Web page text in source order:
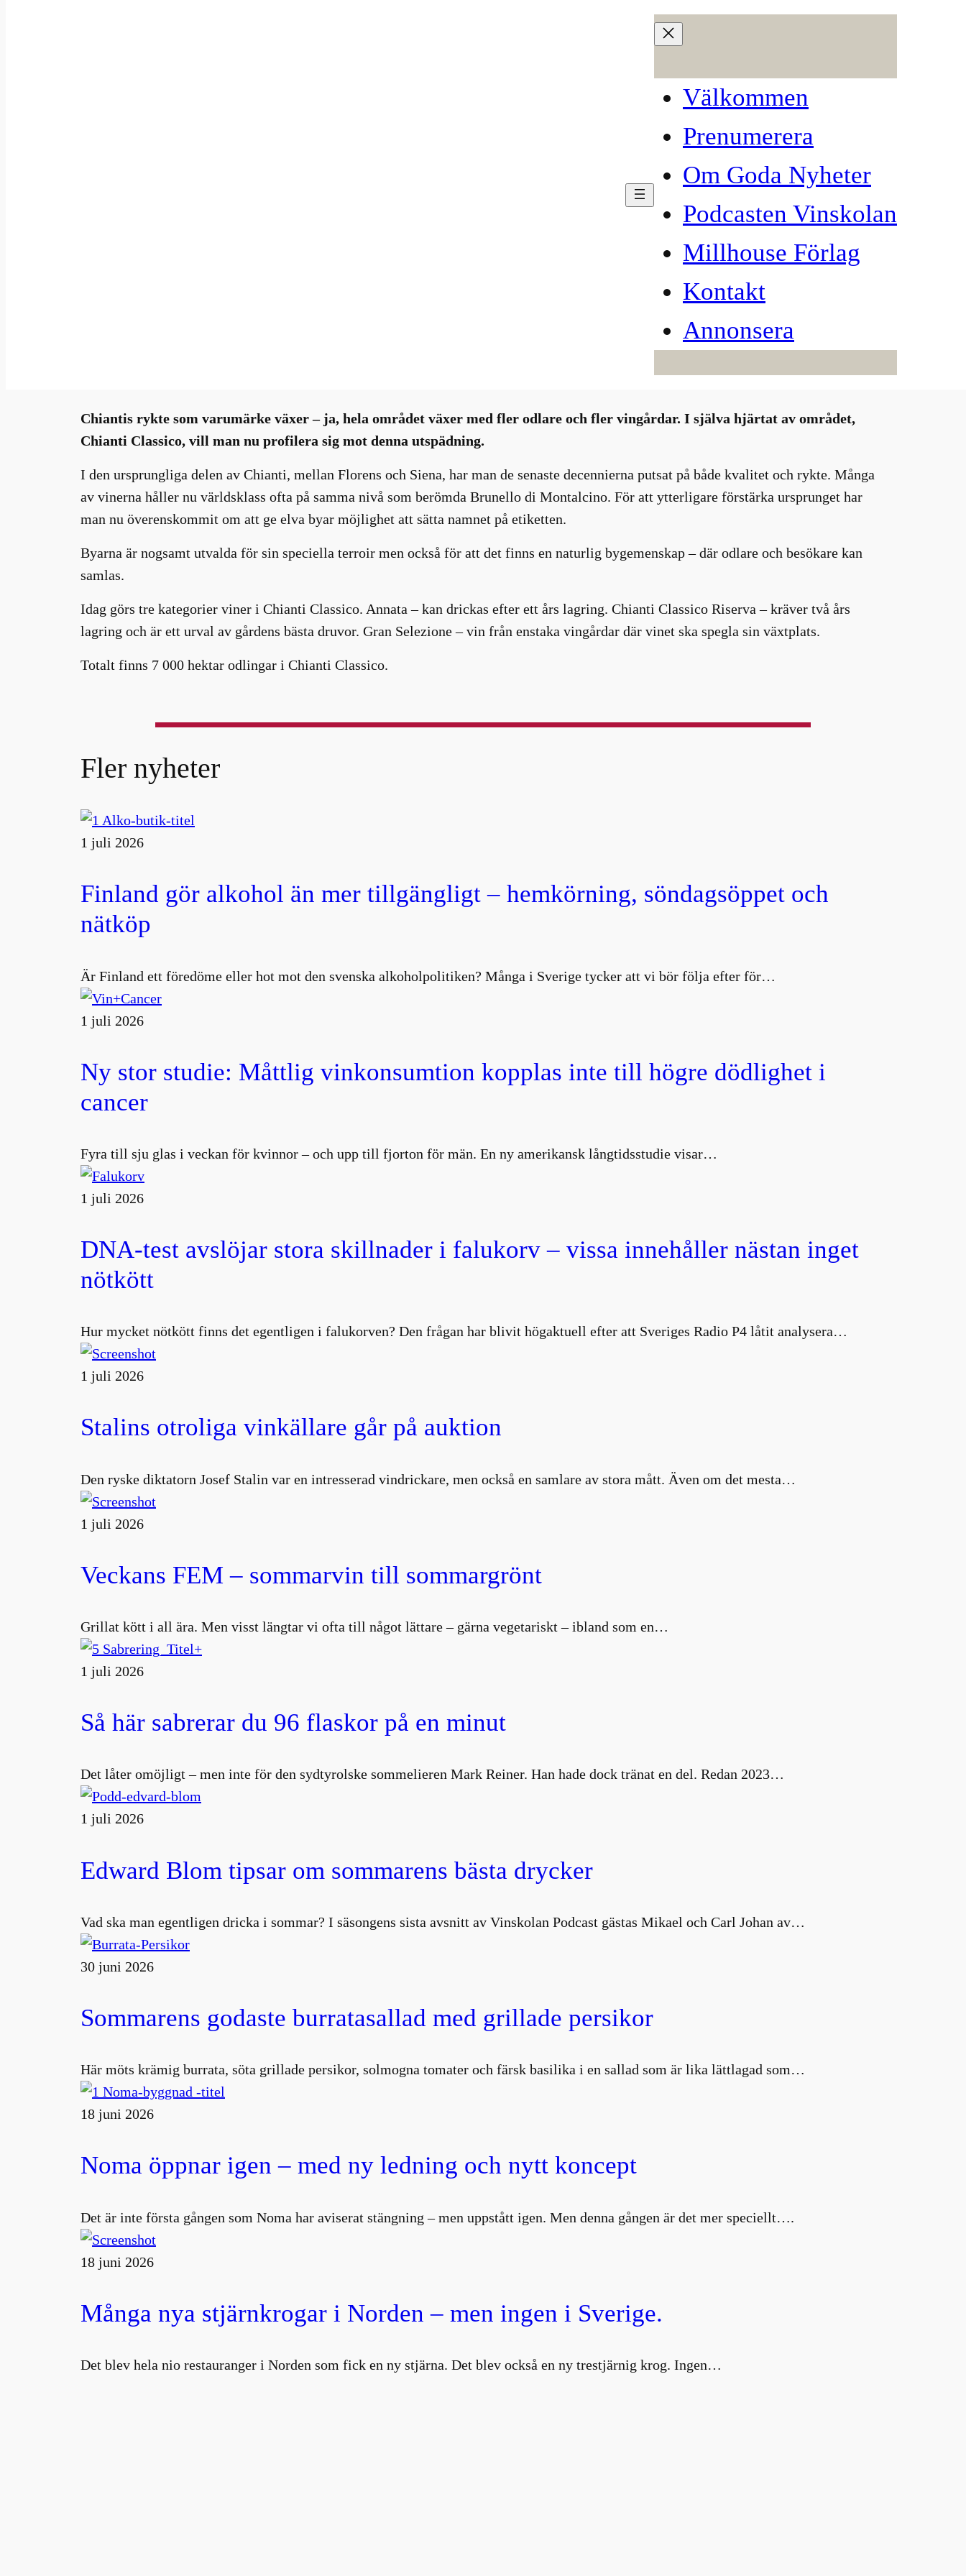
Välkommen
Prenumerera
Om Goda Nyheter
Podcasten Vinskolan
Millhouse Förlag
Kontakt
Annonsera
Chiantis rykte som varumärke växer – ja, hela området växer med fler odlare och fler vingårdar. I själva hjärtat av området,
Chianti Classico, vill man nu profilera sig mot denna utspädning.
I den ursprungliga delen av Chianti, mellan Florens och Siena, har man de senaste decennierna putsat på både kvalitet och rykte. Många
av vinerna håller nu världsklass ofta på samma nivå som berömda Brunello di Montalcino. För att ytterligare förstärka ursprunget har
man nu överenskommit om att ge elva byar möjlighet att sätta namnet på etiketten.
Byarna är nogsamt utvalda för sin speciella terroir men också för att det finns en naturlig bygemenskap – där odlare och besökare kan
samlas.
Idag görs tre kategorier viner i Chianti Classico. Annata – kan drickas efter ett års lagring. Chianti Classico Riserva – kräver två års
lagring och är ett urval av gårdens bästa druvor. Gran Selezione – vin från enstaka vingårdar där vinet ska spegla sin växtplats.
Totalt finns 7 000 hektar odlingar i Chianti Classico.
Fler nyheter
1 juli 2026
Finland gör alkohol än mer tillgängligt – hemkörning, söndagsöppet och
nätköp
Är Finland ett föredöme eller hot mot den svenska alkoholpolitiken? Många i Sverige tycker att vi bör följa efter för…
1 juli 2026
Ny stor studie: Måttlig vinkonsumtion kopplas inte till högre dödlighet i
cancer
Fyra till sju glas i veckan för kvinnor – och upp till fjorton för män. En ny amerikansk långtidsstudie visar…
1 juli 2026
DNA-test avslöjar stora skillnader i falukorv – vissa innehåller nästan inget
nötkött
Hur mycket nötkött finns det egentligen i falukorven? Den frågan har blivit högaktuell efter att Sveriges Radio P4 låtit analysera…
1 juli 2026
Stalins otroliga vinkällare går på auktion
Den ryske diktatorn Josef Stalin var en intresserad vindrickare, men också en samlare av stora mått. Även om det mesta…
1 juli 2026
Veckans FEM – sommarvin till sommargrönt
Grillat kött i all ära. Men visst längtar vi ofta till något lättare – gärna vegetariskt – ibland som en…
1 juli 2026
Så här sabrerar du 96 flaskor på en minut
Det låter omöjligt – men inte för den sydtyrolske sommelieren Mark Reiner. Han hade dock tränat en del. Redan 2023…
1 juli 2026
Edward Blom tipsar om sommarens bästa drycker
Vad ska man egentligen dricka i sommar? I säsongens sista avsnitt av Vinskolan Podcast gästas Mikael och Carl Johan av…
30 juni 2026
Sommarens godaste burratasallad med grillade persikor
Här möts krämig burrata, söta grillade persikor, solmogna tomater och färsk basilika i en sallad som är lika lättlagad som…
18 juni 2026
Noma öppnar igen – med ny ledning och nytt koncept
Det är inte första gången som Noma har aviserat stängning – men uppstått igen. Men denna gången är det mer speciellt….
18 juni 2026
Många nya stjärnkrogar i Norden – men ingen i Sverige.
Det blev hela nio restauranger i Norden som fick en ny stjärna. Det blev också en ny trestjärnig krog. Ingen…